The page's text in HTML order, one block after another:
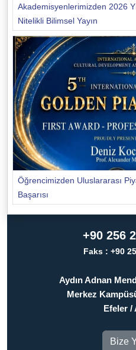
Akademisyenlerimizden 2026
Nitelikli Bilimsel Yayın
Öğrencimizden Uluslararası
Başarısı
+90 256
Faks : +90
Aydın Adnan
Merkez
Efeler /
Bize